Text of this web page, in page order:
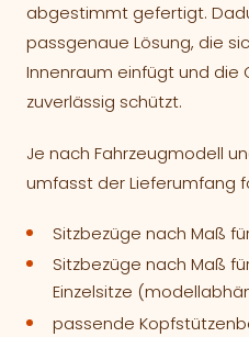
abgestimmt gefertigt.
passgenaue Lösung, die
Innenraum einfügt und die
zuverlässig schützt.
Je nach Fahrzeugmodell
umfasst der Lieferumfang
Sitzbezüge nach Maß
Sitzbezüge nach Maß
Einzelsitze
passende